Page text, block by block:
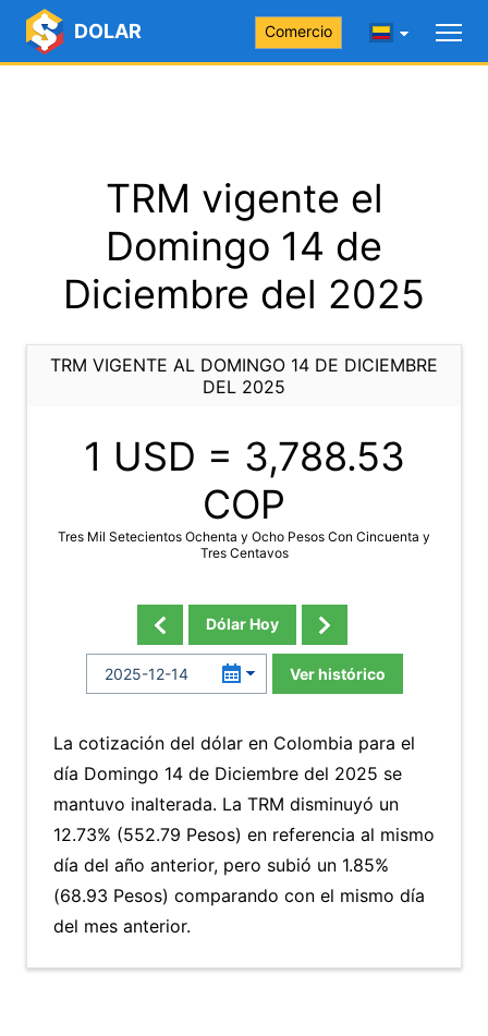
DOLAR Comercio
TRM vigente el
Domingo 14 de
Diciembre del 2025
TRM VIGENTE AL DOMINGO 14 DE DICIEMBRE
DEL 2025
1 USD = 3,788.53
COP
Tres Mil Setecientos Ochenta y Ocho Pesos Con Cincuenta y
Tres Centavos
Dólar Hoy
Ver histórico
La cotización del dólar en Colombia para el
día Domingo 14 de Diciembre del 2025 se
mantuvo inalterada. La TRM disminuyó un
12.73% (552.79 Pesos) en referencia al mismo
día del año anterior, pero subió un 1.85%
(68.93 Pesos) comparando con el mismo día
del mes anterior.